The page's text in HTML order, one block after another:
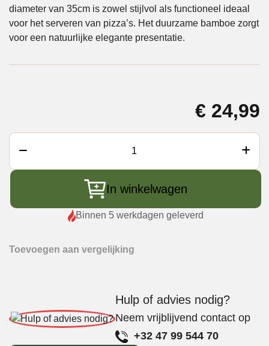
diameter van 35cm is zowel stijlvol als functioneel ideaal
voor het serveren van pizza’s. Het duurzame bamboe zorgt
voor een natuurlijke elegante presentatie.
€ 24,99
Serveerplank
Pizza
35
In winkelwagen
Binnen 5 werkdagen geleverd
Toevoegen aan vergelijking
Hulp of advies nodig?
Neem vrijblijvend contact op
+32 47 99 544 70